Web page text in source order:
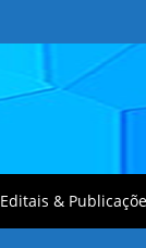
Editais &